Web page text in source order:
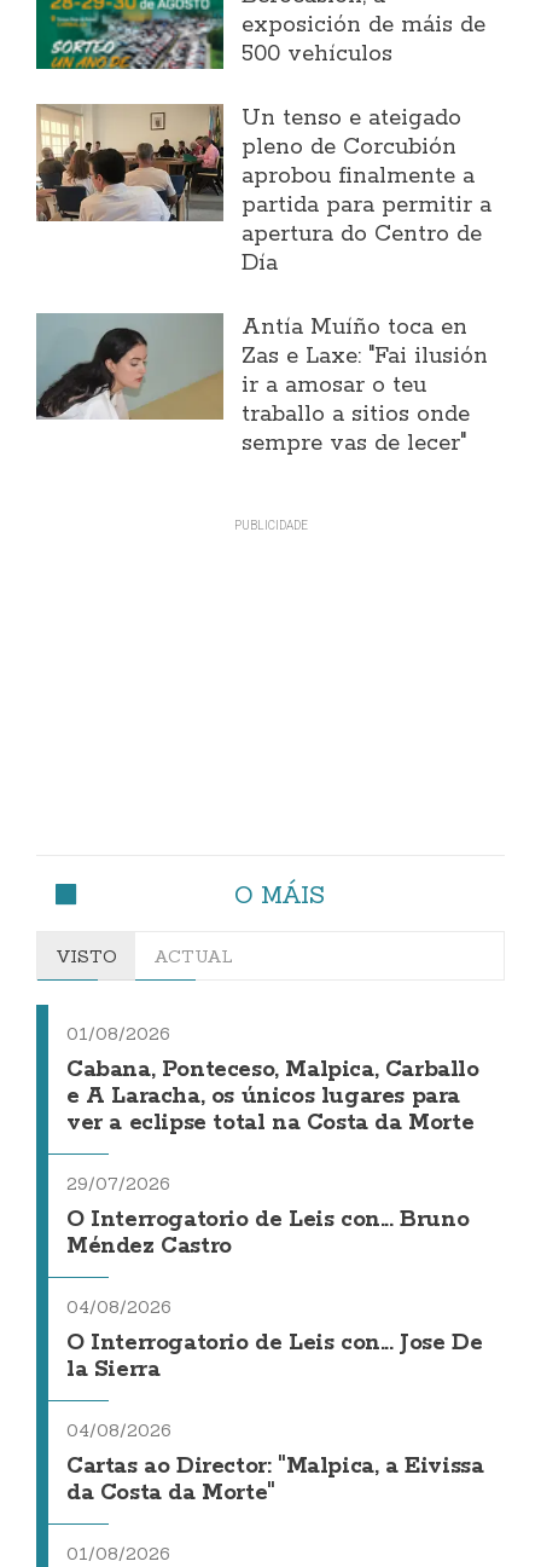
exposición de máis de
500 vehículos
Un tenso e ateigado
pleno de Corcubión
aprobou finalmente a
partida para permitir a
apertura do Centro de
Día
Antía Muíño toca en
Zas e Laxe: "Fai ilusión
ir a amosar o teu
traballo a sitios onde
sempre vas de lecer"
O MÁIS
VISTO ACTUAL
01/08/2026
Cabana, Ponteceso, Malpica, Carballo
e A Laracha, os únicos lugares para
ver a eclipse total na Costa da Morte
29/07/2026
O Interrogatorio de Leis con... Bruno
Méndez Castro
04/08/2026
O Interrogatorio de Leis con... Jose De
la Sierra
04/08/2026
Cartas ao Director: "Malpica, a Eivissa
da Costa da Morte"
01/08/2026